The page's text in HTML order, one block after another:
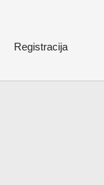
Registracija